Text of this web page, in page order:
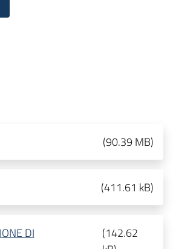
(90.39 MB)
(411.61 kB)
DI
(142.62